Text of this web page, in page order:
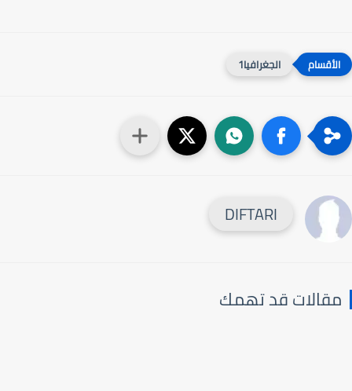
الجغرافيا1
DIFTARI
قد تهمك